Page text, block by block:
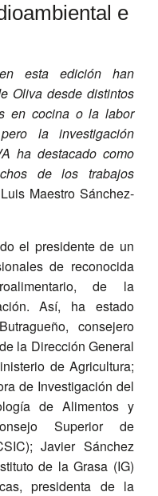
e
esta edición han
Oliva desde distintos
en cocina o la labor
la investigación
ha destacado como
de los trabajos
Maestro Sánchez-
el presidente de un
de reconocida
de la
Así, ha estado
consejero
la Dirección General
de Agricultura;
de Investigación del
de Alimentos y
Superior de
Javier Sánchez
de la Grasa (IG)
presidenta de la